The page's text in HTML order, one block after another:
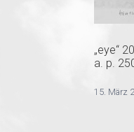
„eye“
a. p.
15. März